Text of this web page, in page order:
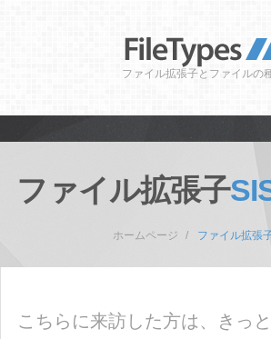
ファイル拡張子とファイルの
ファイル拡張子
ホームページ ファイル拡張
こちらに来訪した方は、きっ